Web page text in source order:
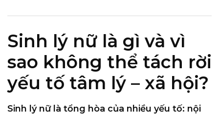
Sinh lý nữ là gì và vì
sao không thể tách rời
yếu tố tâm lý – xã hội?
Sinh lý nữ là tổng hòa của nhiều yếu tố: nội